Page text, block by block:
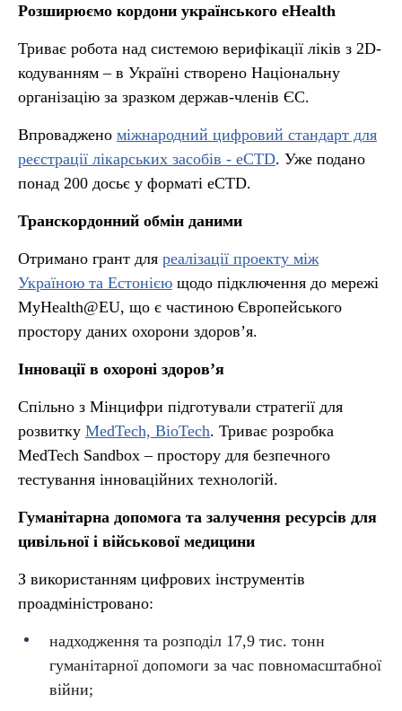
Розширюємо кордони українського eHealth
Триває робота над системою верифікації ліків з 2D-
кодуванням – в Україні створено Національну
організацію за зразком держав-членів ЄС.
Впроваджено міжнародний цифровий стандарт для
реєстрації лікарських засобів - eCTD. Уже подано
понад 200 досьє у форматі eCTD.
Транскордонний обмін даними
Отримано грант для реалізації проекту між
Україною та Естонією щодо підключення до мережі
MyHealth@EU, що є частиною Європейського
простору даних охорони здоров’я.
Інновації в охороні здоров’я
Спільно з Мінцифри підготували стратегії для
розвитку MedTech, BioTech. Триває розробка
MedTech Sandbox – простору для безпечного
тестування інноваційних технологій.
Гуманітарна допомога та залучення ресурсів для
цивільної і військової медицини
З використанням цифрових інструментів
проадміністровано:
надходження та розподіл 17,9 тис. тонн
гуманітарної допомоги за час повномасштабної
війни;